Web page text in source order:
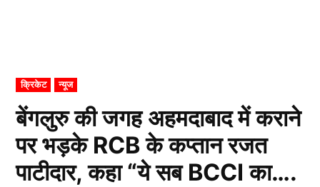
POSTED
IN
क्रिकेट न्यूज
बेंगलुरु की जगह अहमदाबाद में कराने
पर भड़के RCB के कप्तान रजत
पाटीदार, कहा “ये सब BCCI का….